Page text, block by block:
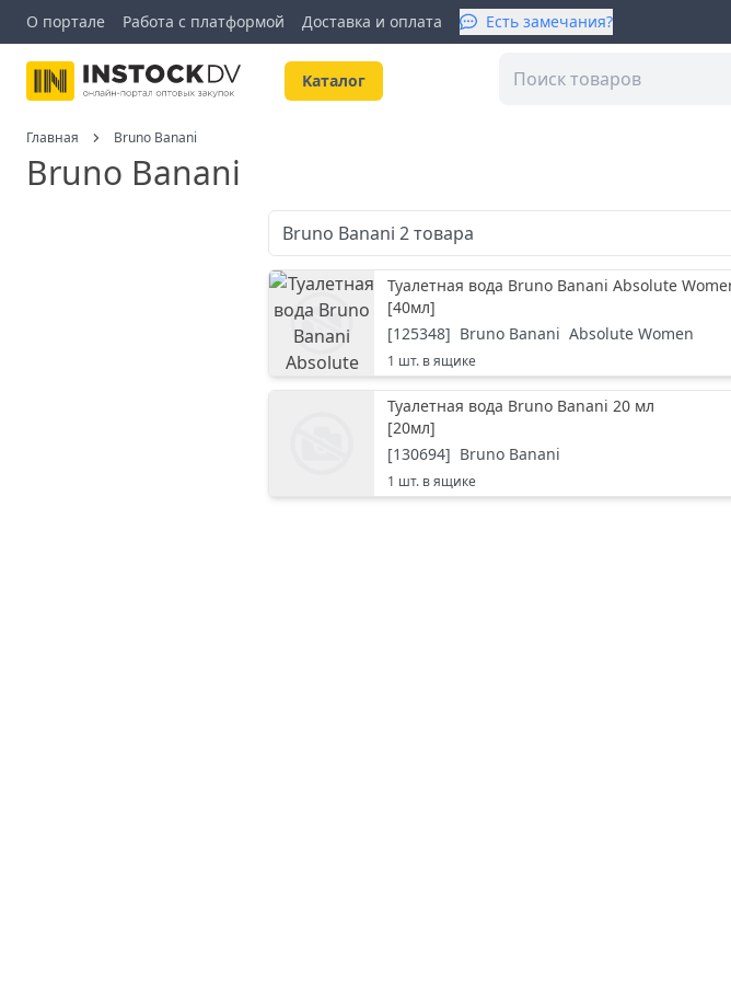
О портале Работа с платформой Доставка и оплата Есть замечания?
Kаталог
Главная Bruno Banani
Bruno Banani
Bruno Banani2товара
Туалетная вода Bruno Banani Absolute
[40мл]
[125348] Bruno Banani Absolute Women
1 шт. в ящике
Туалетная вода Bruno Banani 20 мл
[20мл]
[130694] Bruno Banani
1 шт. в ящике